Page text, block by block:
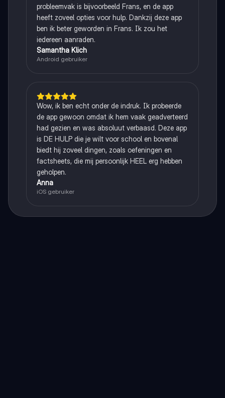
probleemvak is bijvoorbeeld Frans, en de app
heeft zoveel opties voor hulp. Dankzij deze app
ben ik beter geworden in Frans. Ik zou het
iedereen aanraden.
Samantha Klich
Android gebruiker
Wow, ik ben echt onder de indruk. Ik probeerde
de app gewoon omdat ik hem vaak geadverteerd
had gezien en was absoluut verbaasd. Deze app
is DE HULP die je wilt voor school en bovenal
biedt hij zoveel dingen, zoals oefeningen en
factsheets, die mij persoonlijk HEEL erg hebben
geholpen.
Anna
iOS gebruiker